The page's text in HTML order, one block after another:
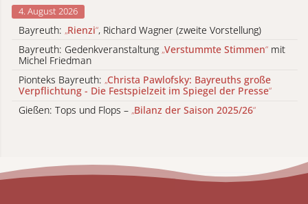
4. August 2026
Bayreuth: „Rienzi“, Richard Wagner (zweite Vorstellung)
Bayreuth: Gedenkveranstaltung „Verstummte Stimmen“ mit
Michel Friedman
Pionteks Bayreuth: „Christa Pawlofsky: Bayreuths große
Verpflichtung - Die Festspielzeit im Spiegel der Presse“
Gießen: Tops und Flops – „Bilanz der Saison 2025/26“